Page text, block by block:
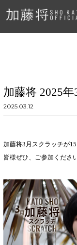
加藤将 2025
2025.03.12
加藤将3月スクラッチが
皆様ぜひ、ご参加くださ